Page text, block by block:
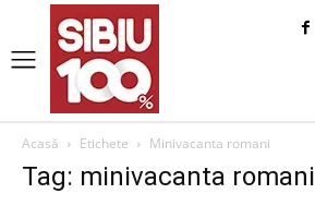
Acasă Etichete Minivacanta romani
Tag: minivacanta romani